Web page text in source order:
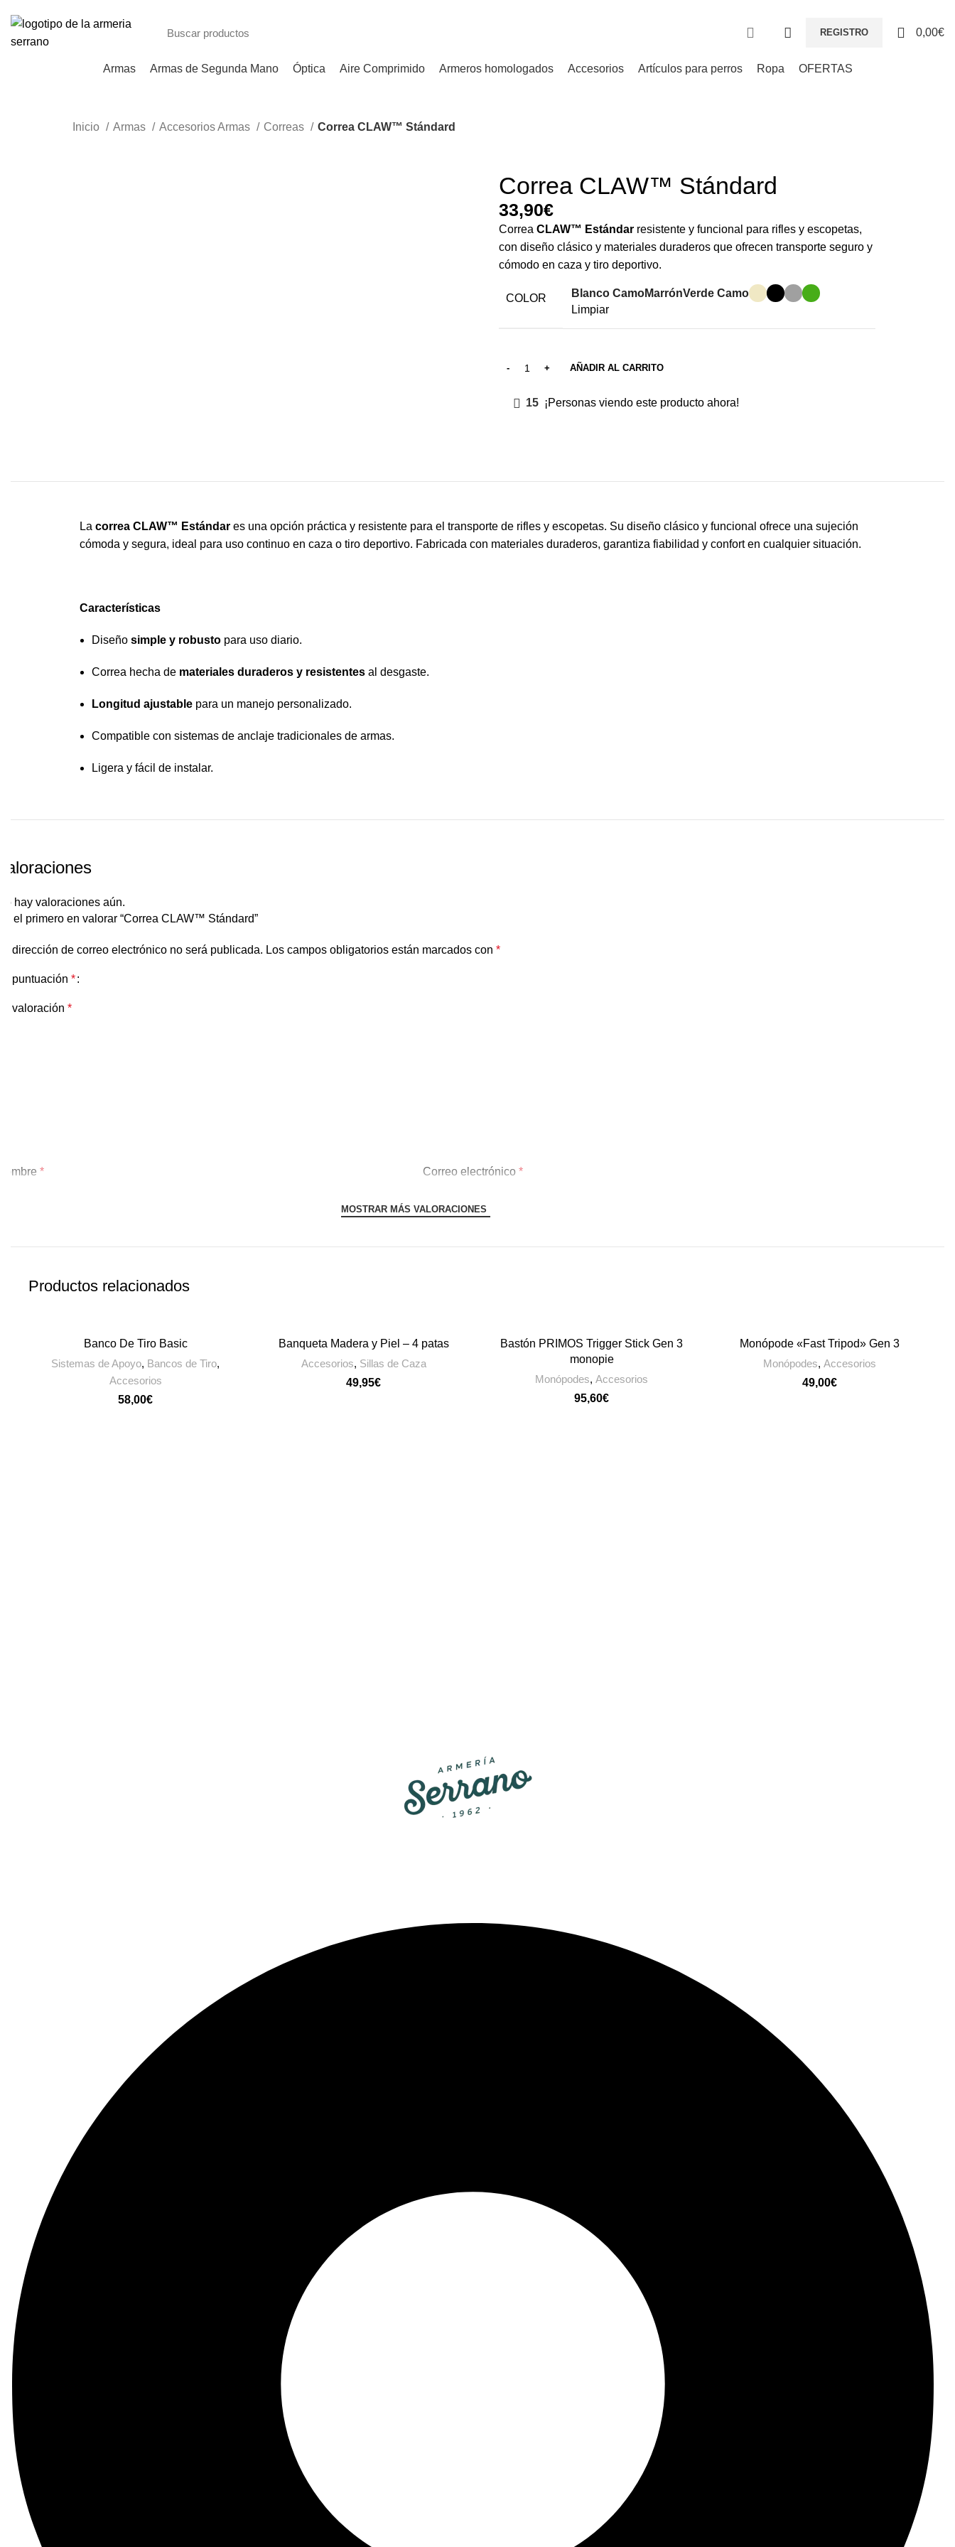
REGISTRO 0,00€
Armas Armas de Segunda Mano Óptica Aire Comprimido Armeros homologados Accesorios Artículos para perros Ropa OFERTAS
Inicio Armas Accesorios Armas Correas Correa CLAW™ Stándard
Correa CLAW™ Stándard
€
Correa CLAW™ Estándar resistente y funcional para rifles y escopetas,
con diseño clásico y materiales duraderos que ofrecen transporte seguro y
cómodo en caza y tiro deportivo.
COLOR Blanco CamoMarrónVerde Camo
Limpiar
AÑADIR AL CARRITO
15 ¡Personas viendo este producto ahora!
La correa CLAW™ Estándar es una opción práctica y resistente para el transporte de rifles y escopetas. Su diseño clásico y funcional ofrece una sujeción
cómoda y segura, ideal para uso continuo en caza o tiro deportivo. Fabricada con materiales duraderos, garantiza fiabilidad y confort en cualquier situación.
Características
Diseño simple y robusto para uso diario.
Correa hecha de materiales duraderos y resistentes al desgaste.
Longitud ajustable para un manejo personalizado.
Compatible con sistemas de anclaje tradicionales de armas.
Ligera y fácil de instalar.
hay valoraciones aún.
el primero en valorar “Correa CLAW™ Stándard”
dirección de correo electrónico no será publicada. Los campos obligatorios están marcados con *
puntuación *
valoración *
* Correo electrónico *
MOSTRAR MÁS VALORACIONES
Productos relacionados
AÑADIR AL CARRITO
Banco De Tiro Basic
Sistemas de Apoyo, Bancos de Tiro,
Accesorios
€
AÑADIR AL CARRITO
Banqueta Madera y Piel – 4 patas
Accesorios, Sillas de Caza
€
AÑADIR AL CARRITO
Bastón PRIMOS Trigger Stick Gen 3
monopie
Monópodes, Accesorios
€
AÑADIR AL CARRITO
Monópode «Fast Tripod» Gen 3
Monópodes, Accesorios
€